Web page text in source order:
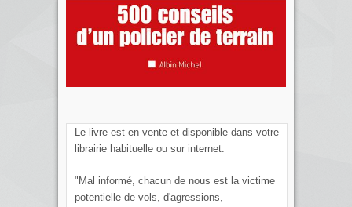
Le livre est en vente et disponible dans votre
librairie habituelle ou sur internet.
"Mal informé, chacun de nous est la victime
potentielle de vols, d'agressions,